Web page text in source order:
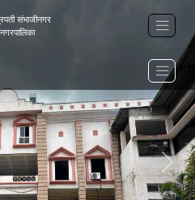
संभाजीनगर
Next